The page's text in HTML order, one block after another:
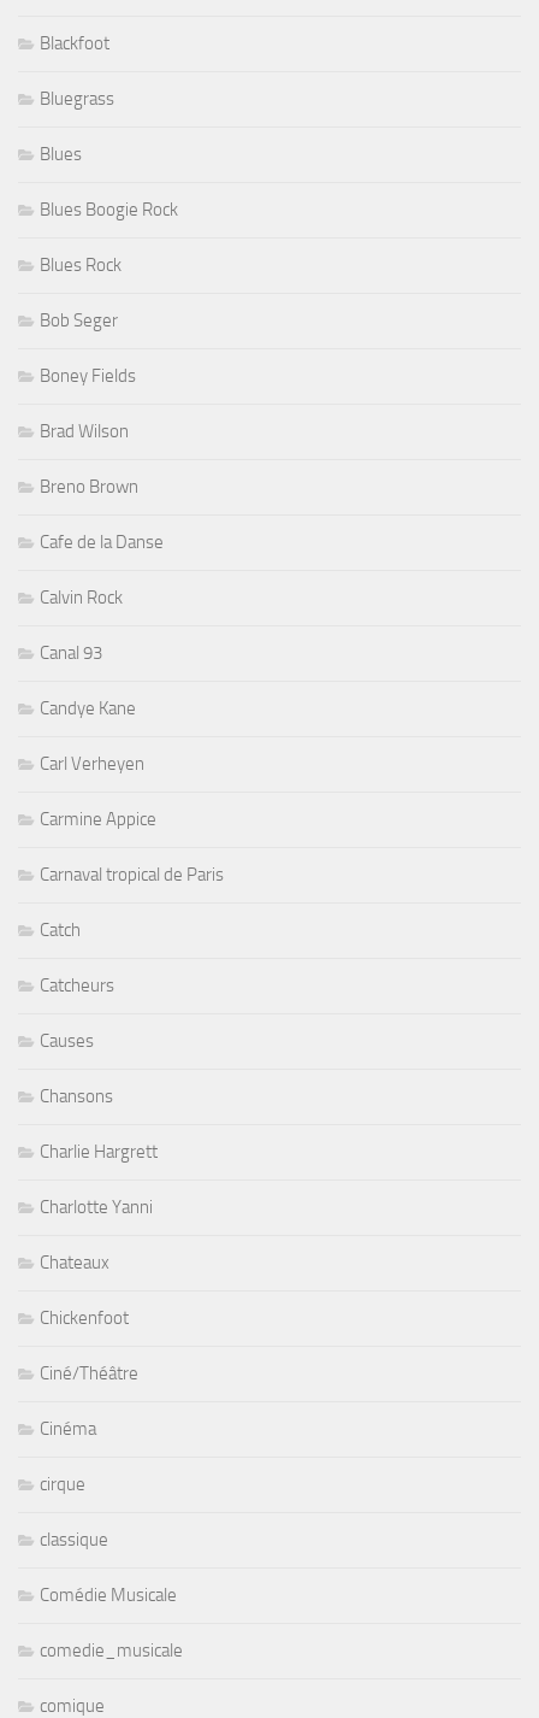
Blackfoot
Bluegrass
Blues
Blues Boogie Rock
Blues Rock
Bob Seger
Boney Fields
Brad Wilson
Breno Brown
Cafe de la Danse
Calvin Rock
Canal 93
Candye Kane
Carl Verheyen
Carmine Appice
Carnaval tropical de Paris
Catch
Catcheurs
Causes
Chansons
Charlie Hargrett
Charlotte Yanni
Chateaux
Chickenfoot
Ciné/Théâtre
Cinéma
cirque
classique
Comédie Musicale
comedie_musicale
comique